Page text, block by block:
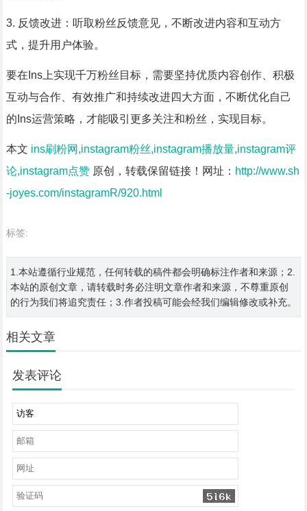
3. 反馈改进：听取粉丝反馈意见，不断改进内容和互动方
式，提升用户体验。
要在Ins上实现千万粉丝目标，需要坚持优质内容创作、积极
互动与合作、有效推广和持续改进四大方面，不断优化自己
的Ins运营策略，才能吸引更多关注和粉丝，实现目标。
本文 ins刷粉网,instagram粉丝,instagram播放量,instagram评
论,instagram点赞原创，转载保留链接！网址： http://www.sh
-joyes.com/instagramR/920.html
标签:
1.本站遵循行业规范，任何转载的稿件都会明确标注作者和来源；2.
本站的原创文章，请转载时务必注明文章作者和来源，不尊重原创
的行为我们将追究责任；3.作者投稿可能会经我们编辑修改或补充。
相关文章
发表评论